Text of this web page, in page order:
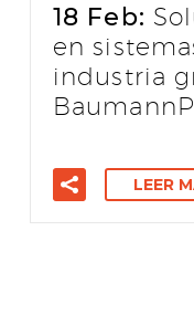
18 Feb:
en
industria
LEER